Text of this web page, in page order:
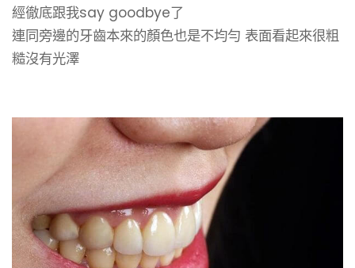
經徹底跟我say goodbye了
連同旁邊的牙齒本來的顏色也是不均勻 表面看起來很粗
糙沒有光澤